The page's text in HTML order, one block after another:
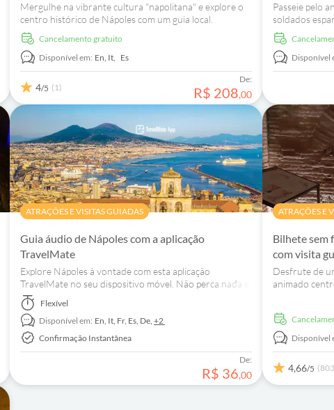
Mergulhe na vibrante cultura "napolitana" e explore o
centro histórico de Nápoles com um guia local.
Cancelamento gratuito
Disponível em: En, It, Es
4/5 (1)
De:
R$ 208,00
Passeie pelo
soldados
profunda do
rota
Disponível
ATRAÇÕES E VISITAS GUIADAS
Guia áudio de Nápoles com a aplicação
TravelMate
Explore Nápoles à vontade com esta aplicação
TravelMate no seu dispositivo móvel. Não perca nada e
aprenda factos interessantes sobre a cidade.
Flexível
Disponível em: En, It, Fr, Es, De,+2
Confirmação Instantânea
De:
R$ 36,00
ATRAÇÕES E
Bilhete sem
com visita
Desfrute de
animado
Disponível
4,66/5